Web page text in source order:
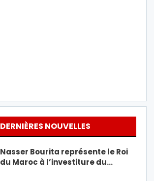
DERNIÈRES NOUVELLES
Nasser Bourita représente le Roi
du Maroc à l’investiture du…